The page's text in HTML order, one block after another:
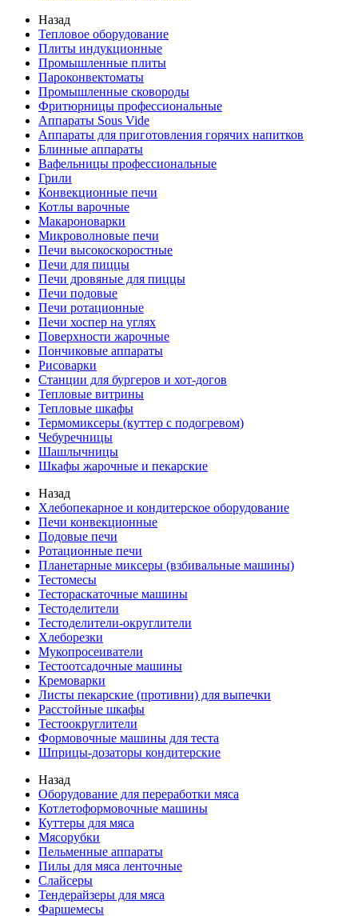
Назад
Тепловое оборудование
Плиты индукционные
Промышленные плиты
Пароконвектоматы
Промышленные сковороды
Фритюрницы профессиональные
Аппараты Sous Vide
Аппараты для приготовления горячих напитков
Блинные аппараты
Вафельницы профессиональные
Грили
Конвекционные печи
Котлы варочные
Макароноварки
Микроволновые печи
Печи высокоскоростные
Печи для пиццы
Печи дровяные для пиццы
Печи подовые
Печи ротационные
Печи хоспер на углях
Поверхности жарочные
Пончиковые аппараты
Рисоварки
Станции для бургеров и хот-догов
Тепловые витрины
Тепловые шкафы
Термомиксеры (куттер с подогревом)
Чебуречницы
Шашлычницы
Шкафы жарочные и пекарские
Назад
Хлебопекарное и кондитерское оборудование
Печи конвекционные
Подовые печи
Ротационные печи
Планетарные миксеры (взбивальные машины)
Тестомесы
Тестораскаточные машины
Тестоделители
Тестоделители-округлители
Хлеборезки
Мукопросеиватели
Тестоотсадочные машины
Кремоварки
Листы пекарские (противни) для выпечки
Расстойные шкафы
Тестоокруглители
Формовочные машины для теста
Шприцы-дозаторы кондитерские
Назад
Оборудование для переработки мяса
Котлетоформовочные машины
Куттеры для мяса
Мясорубки
Пельменные аппараты
Пилы для мяса ленточные
Слайсеры
Тендерайзеры для мяса
Фаршемесы